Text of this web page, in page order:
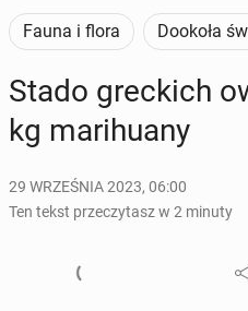
Fauna i flora Dookoła
Stado grec­kich
kg ma­ri­hu­any
29 WRZEŚNIA 2023, 06:00
Ten tekst przeczytasz w 2 minuty